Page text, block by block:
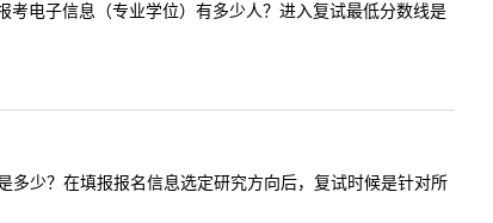
电子信息（专业学位）有多少人？进入复试最低分数线是
少？在填报报名信息选定研究方向后，复试时候是针对所